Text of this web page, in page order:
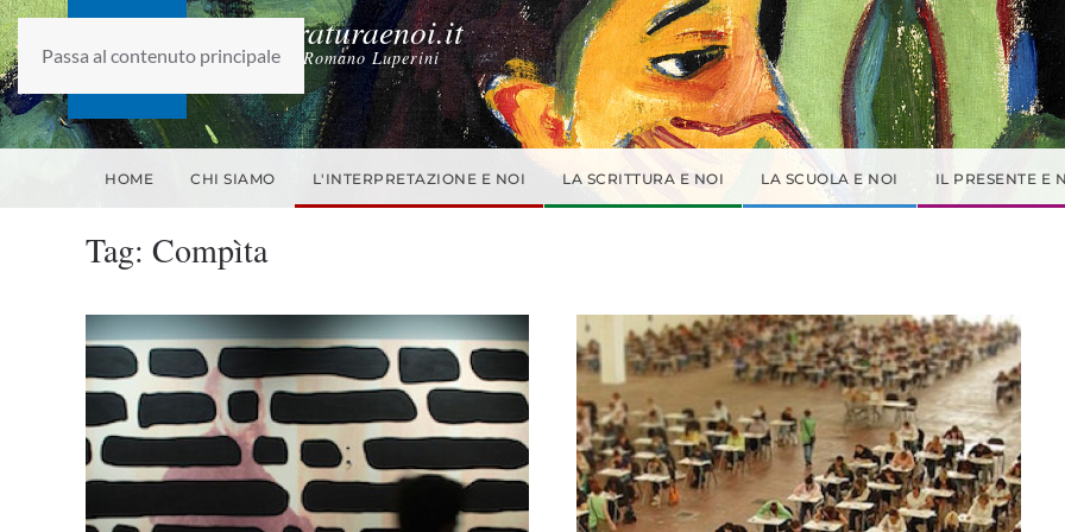
Passa al contenuto principale
laletteraturaenoi.it
fondato da Romano Luperini
HOME CHI SIAMO L'INTERPRETAZIONE E NOI LA SCRITTURA E NOI LA SCUOLA E NOI IL PRESENTE E
Tag: Compìta